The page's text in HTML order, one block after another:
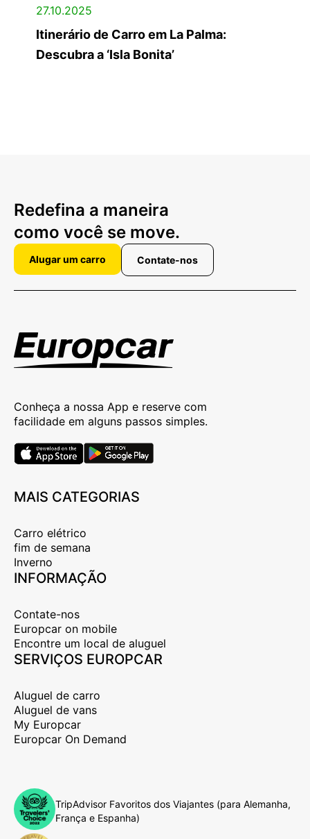
27.10.2025
Itinerário de Carro em La Palma:
Descubra a ‘Isla Bonita’
Redefina a maneira
como você se move.
Alugar um carro Contate-nos
Conheça a nossa App e reserve com
facilidade em alguns passos simples.
MAIS CATEGORIAS
Carro elétrico
fim de semana
Inverno
INFORMAÇÃO
Contate-nos
Europcar on mobile
Encontre um local de aluguel
SERVIÇOS EUROPCAR
Aluguel de carro
Aluguel de vans
My Europcar
Europcar On Demand
TripAdvisor Favoritos dos Viajantes (para Alemanha,
França e Espanha)